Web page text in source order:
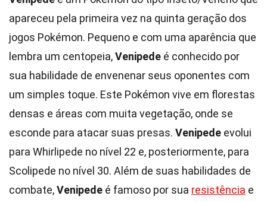
apareceu pela primeira vez na quinta geração dos
jogos Pokémon. Pequeno e com uma aparência que
lembra um centopeia,Venipede é conhecido por
sua habilidade de envenenar seus oponentes com
um simples toque. Este Pokémon vive em florestas
densas e áreas com muita vegetação, onde se
esconde para atacar suas presas. Venipede evolui
para Whirlipede no nível 22 e, posteriormente, para
Scolipede no nível 30. Além de suas habilidades de
combate,Venipede é famoso por sua resistência e